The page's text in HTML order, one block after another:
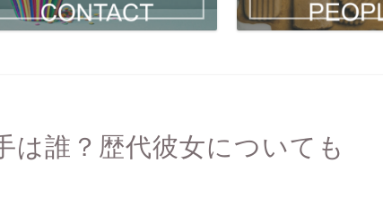
は誰？歴代彼女についても